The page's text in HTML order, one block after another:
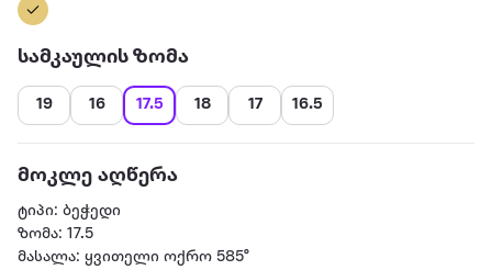
სამკაულის ზომა
19 16 17.5 18 17 16.5
მოკლე აღწერა
ტიპი: ბეჭედი
ზომა: 17.5
მასალა: ყვითელი ოქრო 585°